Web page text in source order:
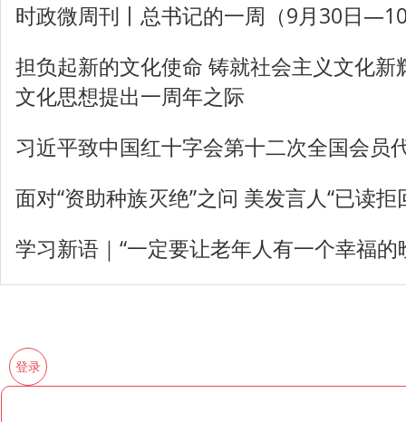
时政微周刊丨总书记的一周（9月30日
担负起新的文化使命 铸就社会主义文化
文化思想提出一周年之际‍‍
习近平致中国红十字会第十二次全国会员
面对“资助种族灭绝”之问 美发言人“已读拒
学习新语｜“一定要让老年人有一个幸福的
登录